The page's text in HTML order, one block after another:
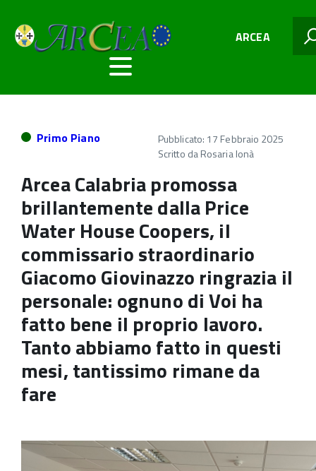
ARCEA
Primo Piano
Pubblicato: 17 Febbraio 2025
Scritto daRosaria Ionà
Arcea Calabria promossa
brillantemente dalla Price
Water House Coopers, il
commissario straordinario
Giacomo Giovinazzo ringrazia il
personale: ognuno di Voi ha
fatto bene il proprio lavoro.
Tanto abbiamo fatto in questi
mesi, tantissimo rimane da
fare